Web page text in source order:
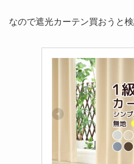
なので遮光カーテン買おうと検